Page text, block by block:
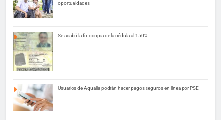
oportunidades
Se acabó la fotocopia de la cédula al 150%
Usuarios de Aqualia podrán hacer pagos seguros en línea por PSE